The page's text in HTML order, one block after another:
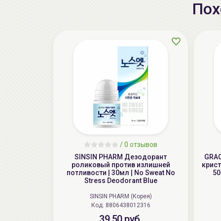
/0 отзывов
SINSIN PHARM Дезодорант
роликовый против излишней
потливости | 30мл | No Sweat No
Stress Deodorant Blue
SINSIN PHARM (Корея)
Код: 8806438012316